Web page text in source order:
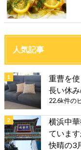
人気記事
重曹を
長い休み
22.6k件の
横浜中
ています
快晴の3